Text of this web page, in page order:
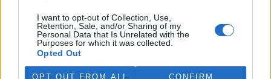
I want to opt-out of Collection, Use,
Retention, Sale, and/or Sharing of my
Personal Data that Is Unrelated with the
Purposes for which it was collected.
Opted Out
OPT OUT FROM ALL CONFIRM
do Pardubic. Veřejnost může své vyjádření k vlivům této stavby na
životní prostředí poslat ministerstvu do 13. srpna 2026.
Kilian Kaminski: Evropa slibuje právo na opravu.
Budou ale opravy skutečně levnější?